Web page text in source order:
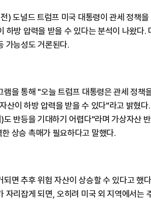
) 도널드 트럼프 미국 대통령이 관세 정책을
하방 압력을 받을 수 있다는 분석이 나왔다.
가능성도 거론된다.
을 통해 "오늘 트럼프 대통령은 관세 정책
산이 하방 압력을 받을 수 있다"라고 밝혔다
반등을 기대하기 어렵다"라며 가상자산
상승 촉매가 필요하다고 말했다.
면 추후 위험 자산이 상승할 수 있다고 했
자리잡게 되면, 오히려 미국 외 지역에서는